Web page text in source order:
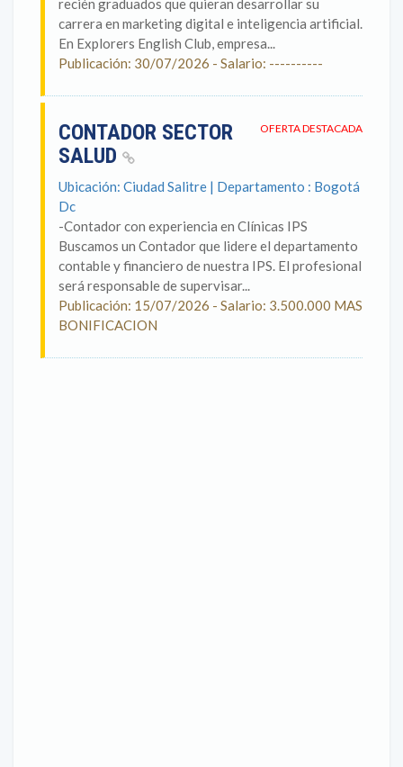
recién graduados que quieran desarrollar su
carrera en marketing digital e inteligencia artificial.
En Explorers English Club, empresa...
Publicación: 30/07/2026 - Salario: ----------
OFERTA DESTACADA
CONTADOR SECTOR
SALUD
Ubicación: Ciudad Salitre | Departamento : Bogotá
Dc
-Contador con experiencia en Clínicas IPS
Buscamos un Contador que lidere el departamento
contable y financiero de nuestra IPS. El profesional
será responsable de supervisar...
Publicación: 15/07/2026 - Salario: 3.500.000 MAS
BONIFICACION